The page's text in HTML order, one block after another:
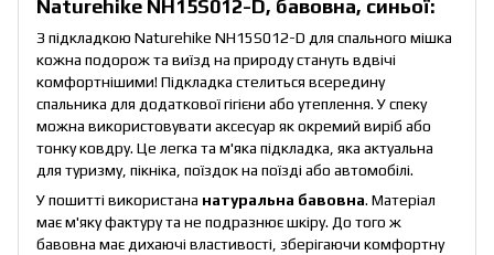
Naturehike NH15S012-D, бавовна, синьої:
З підкладкою Naturehike NH15S012-D для спального мішка
кожна подорож та виїзд на природу стануть вдвічі
комфортнішими! Підкладка стелиться всередину
спальника для додаткової гігієни або утеплення. У спеку
можна використовувати аксесуар як окремий виріб або
тонку ковдру. Це легка та м'яка підкладка, яка актуальна
для туризму, пікніка, поїздок на поїзді або автомобілі.
У пошитті використана натуральна бавовна. Матеріал
має м'яку фактуру та не подразнює шкіру. До того ж
бавовна має дихаючі властивості, зберігаючи комфортну